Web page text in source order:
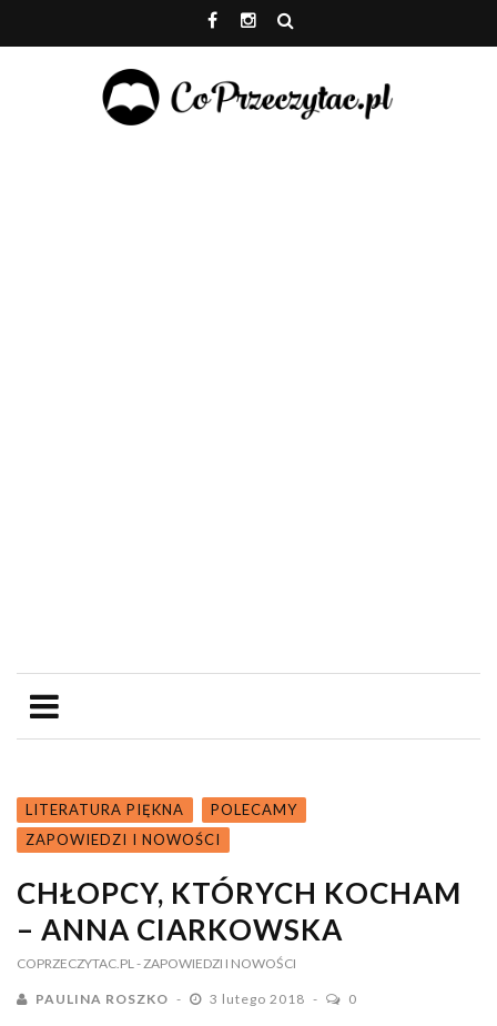
LITERATURA PIĘKNA
POLECAMY
ZAPOWIEDZI I NOWOŚCI
CHŁOPCY, KTÓRYCH KOCHAM
– ANNA CIARKOWSKA
COPRZECZYTAC.PL - ZAPOWIEDZI I NOWOŚCI
PAULINA ROSZKO 3 lutego 2018 0